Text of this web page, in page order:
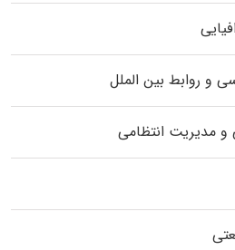
و روابط بین الملل
و مدیریت انتظامی